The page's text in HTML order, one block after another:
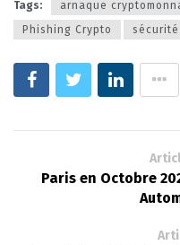
Tags: arnaque
Phishing Crypto
Paris en Octobre